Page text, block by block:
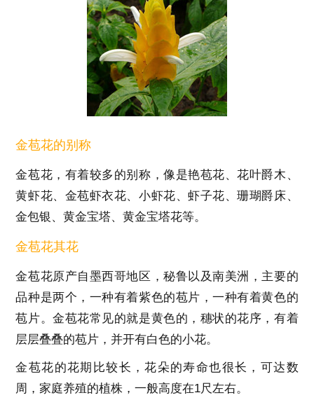
金苞花的别称
金苞花，有着较多的别称，像是艳苞花、花叶爵木、
黄虾花、金苞虾衣花、小虾花、虾子花、珊瑚爵床、
金包银、黄金宝塔、黄金宝塔花等。
金苞花其花
金苞花原产自墨西哥地区，秘鲁以及南美洲，主要的
品种是两个，一种有着紫色的苞片，一种有着黄色的
苞片。金苞花常见的就是黄色的，穗状的花序，有着
层层叠叠的苞片，并开有白色的小花。
金苞花的花期比较长，花朵的寿命也很长，可达数
周，家庭养殖的植株，一般高度在1尺左右。